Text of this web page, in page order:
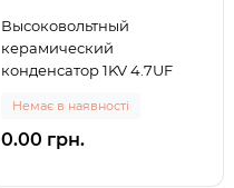
Высоковольтный
керамический
конденсатор 1KV 4.7UF
Немає в наявності
0.00 грн.